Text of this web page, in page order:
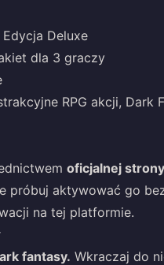
Deluxe
dla 3 graczy
RPG akcji, Dark
oficjalnej
próbuj aktywować go
na tej platformie.
fantasy. Wkraczaj do